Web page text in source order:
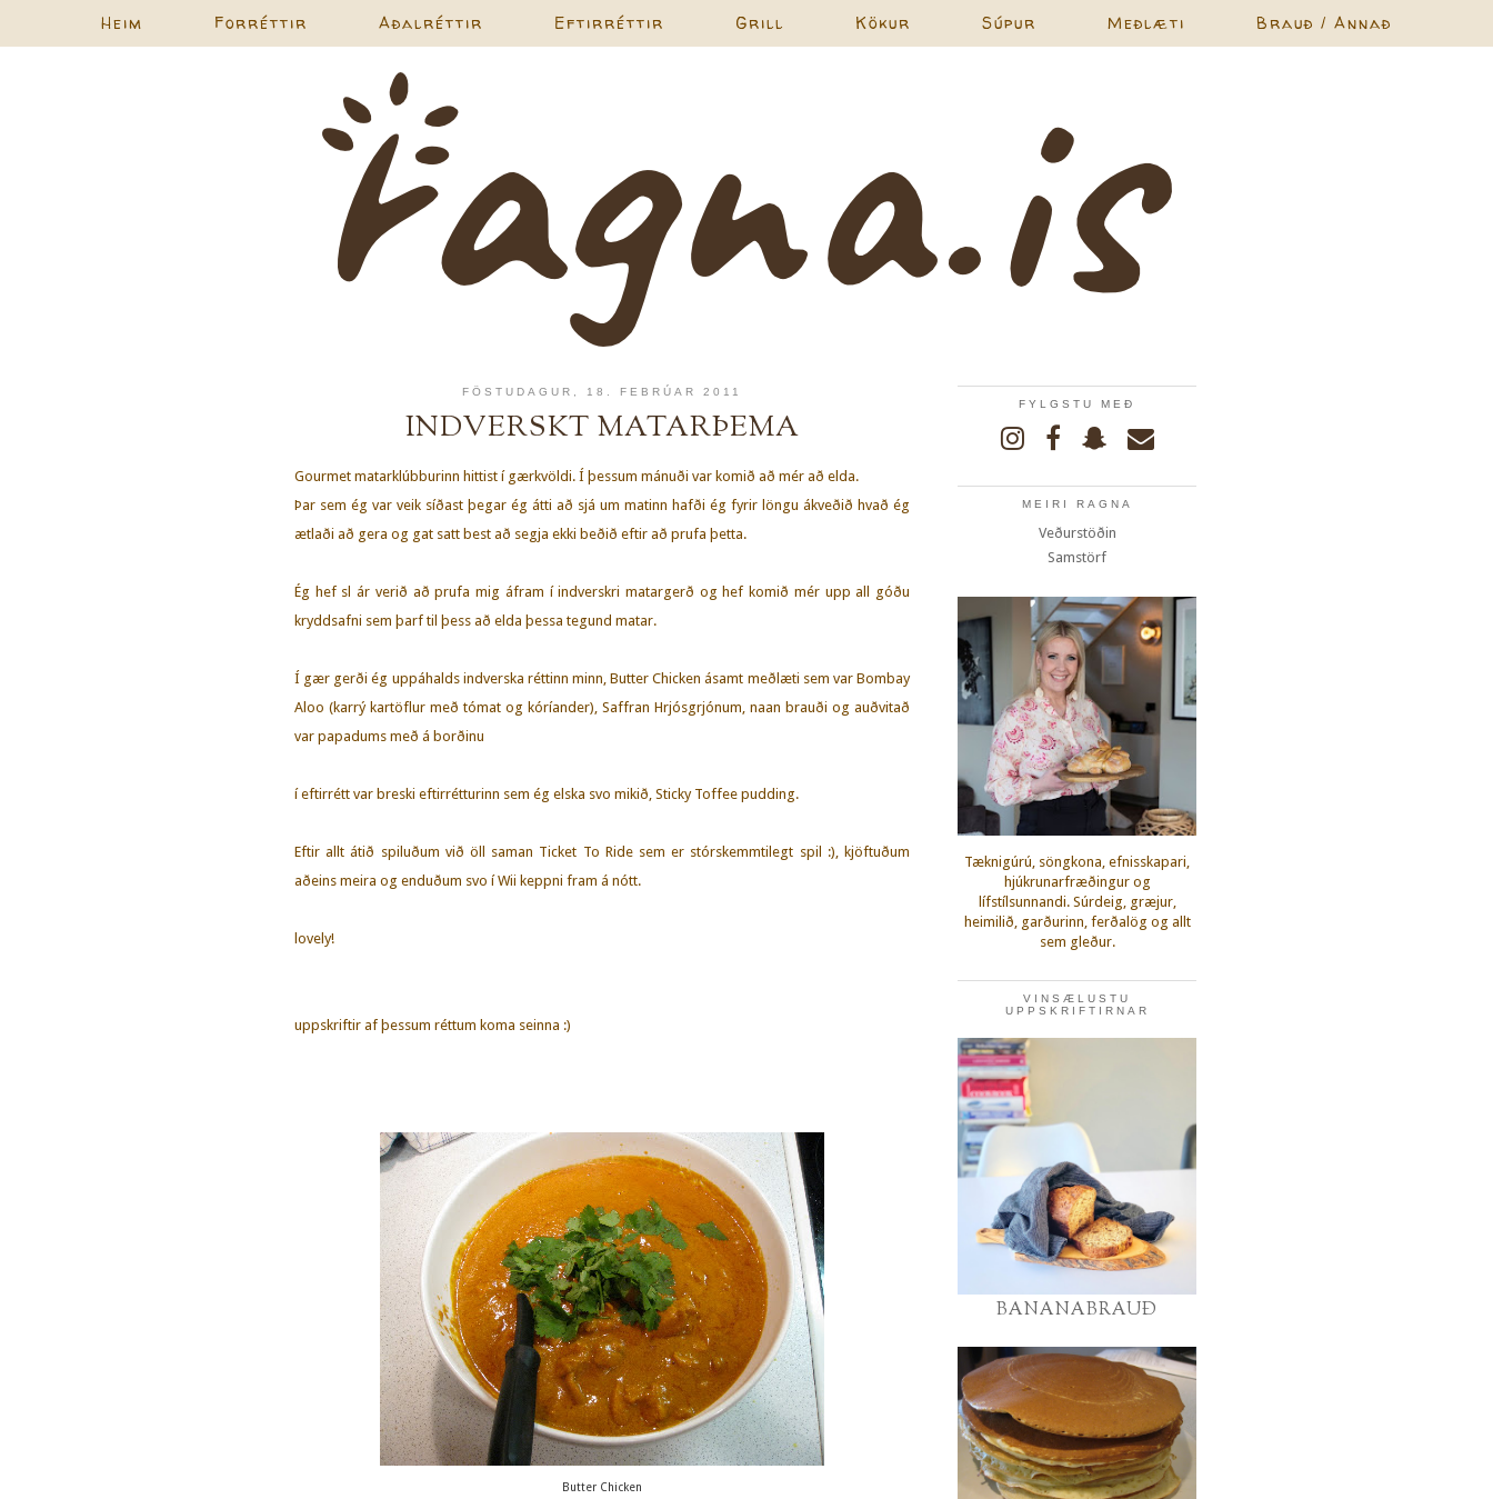
Heim Forréttir Aðalréttir Eftirréttir Grill Kökur Súpur Meðlæti Brauð / Annað
FÖSTUDAGUR, 18. FEBRÚAR 2011
INDVERSKT MATARÞEMA
Gourmet matarklúbburinn hittist í gærkvöldi. Í þessum mánuði var komið að mér að elda.
Þar sem ég var veik síðast þegar ég átti að sjá um matinn hafði ég fyrir löngu ákveðið hvað ég
ætlaði að gera og gat satt best að segja ekki beðið eftir að prufa þetta.
Ég hef sl ár verið að prufa mig áfram í indverskri matargerð og hef komið mér upp all góðu
kryddsafni sem þarf til þess að elda þessa tegund matar.
Í gær gerði ég uppáhalds indverska réttinn minn, Butter Chicken ásamt meðlæti sem var Bombay
Aloo (karrý kartöflur með tómat og kóríander), Saffran Hrjósgrjónum, naan brauði og auðvitað
var papadums með á borðinu
í eftirrétt var breski eftirrétturinn sem ég elska svo mikið, Sticky Toffee pudding.
Eftir allt átið spiluðum við öll saman Ticket To Ride sem er stórskemmtilegt spil :), kjöftuðum
aðeins meira og enduðum svo í Wii keppni fram á nótt.
lovely!
uppskriftir af þessum réttum koma seinna :)
Butter Chicken
FYLGSTU MEÐ
MEIRI RAGNA
Veðurstöðin
Samstörf
Tæknigúrú, söngkona, efnisskapari,
hjúkrunarfræðingur og
lífstílsunnandi. Súrdeig, græjur,
heimilið, garðurinn, ferðalög og allt
sem gleður.
VINSÆLUSTU
UPPSKRIFTIRNAR
BANANABRAUÐ